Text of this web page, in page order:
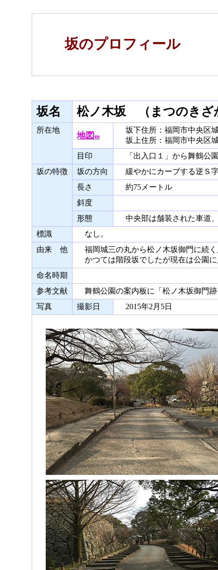
坂のプロフィール
坂名 松ノ木坂 （まつのきざ
所在地
地図 m
坂下住所：福岡市中央区
坂上住所：福岡市中央区
目印
「出入口１」から舞鶴公
坂の特徴
坂の方向
緩やかにカーブする逆Ｓ
長さ
約75メートル
斜度
形態
中央部は舗装された車道
標識
なし。
由来 他
福岡城三の丸から松ノ木坂御門に続
かつては階段坂でしたが現在は公園
命名時期
参考文献
舞鶴公園の案内板に「松ノ木坂御門
写真
撮影日 2015年2月5日